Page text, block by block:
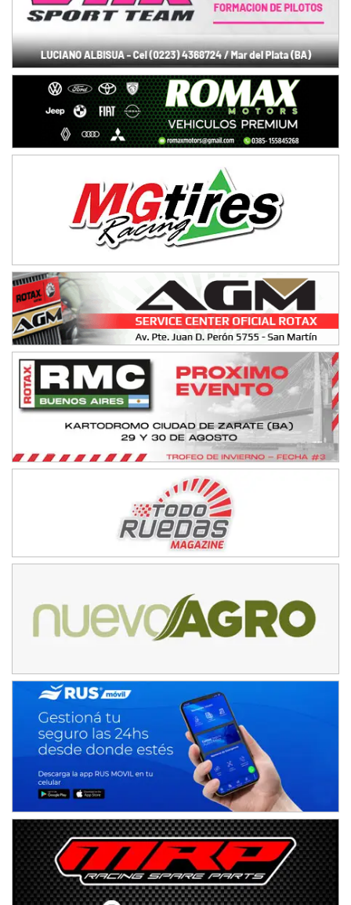
Humboldt (Santa Fe)
NORESTE SANTAFESINO - F6
Ciudad de Avellaneda (Asfalto)
Avellaneda (Santa Fe)
SUR SANTAFESINO - F4
José Samuel Sánchez (Tierra)
Rufino (Santa Fe)
Juan Navarro (Asfalto)
El Timbó (Tucumán)